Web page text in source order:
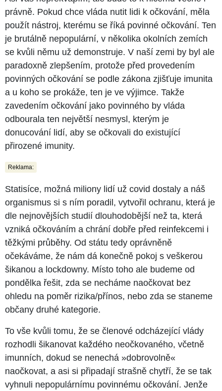
právně. Pokud chce vláda nutit lidi k očkování, měla
použít nástroj, kterému se říká povinné očkování. Ten
je brutálně nepopulární, v několika okolních zemích
se kvůli němu už demonstruje. V naší zemi by byl ale
paradoxně zlepšením, protože před provedením
povinných očkování se podle zákona zjišťuje imunita
a u koho se prokáže, ten je ve výjimce. Takže
zavedením očkování jako povinného by vláda
odbourala ten největší nesmysl, kterým je
donucování lidí, aby se očkovali do existující
přirozené imunity.
Reklama:
Statisíce, možná miliony lidí už covid dostaly a náš
organismus si s ním poradil, vytvořil ochranu, která je
dle nejnovějších studií dlouhodobější než ta, která
vzniká očkováním a chrání dobře před reinfekcemi i
těžkými průběhy. Od státu tedy oprávněně
očekáváme, že nám dá konečně pokoj s veškerou
šikanou a lockdowny. Místo toho ale budeme od
pondělka řešit, zda se necháme naočkovat bez
ohledu na poměr rizika/přínos, nebo zda se staneme
občany druhé kategorie.
To vše kvůli tomu, že se členové odcházející vlády
rozhodli šikanovat každého neočkovaného, včetně
imunních, dokud se nenechá »dobrovolně«
naočkovat, a asi si připadají strašně chytří, že se tak
vyhnuli nepopulárnímu povinnému očkování. Jenže